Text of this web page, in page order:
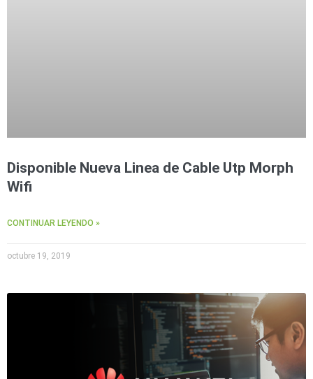
Disponible Nueva Linea de Cable Utp Morph
Wifi
CONTINUAR LEYENDO »
octubre 19, 2019